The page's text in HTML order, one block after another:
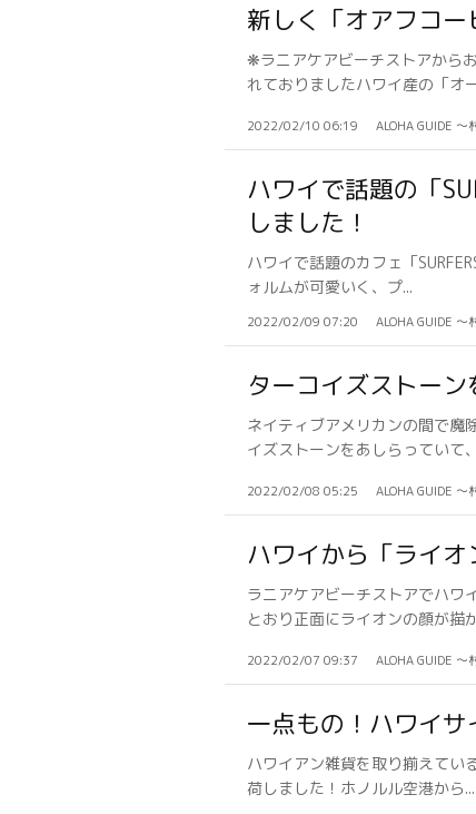
新しく「オアフコー
❋ラニアケアビーチストアから
れておりましたハワイ産の「オ
2022/02/10 06:19 ALOHA GUIDE 〜
ハワイで話題の「
しました！
ハワイで話題のカフェ「
ォルムが可愛いく、プ...
2022/02/09 07:20 ALOHA GUIDE 〜
ターコイズストー
ネイティブアメリカンの間で魔
イズストーンをあしらっていて
2022/02/08 05:25 ALOHA GUIDE 〜
ハワイから「ライオ
ラニアケアビーチストアでハワ
とおり正面にライオンの顔が描
2022/02/07 09:37 ALOHA GUIDE 〜
一点もの！ハワイサ
ハワイアン雑貨を取り揃えてい
荷しました！ホノルル空港から...